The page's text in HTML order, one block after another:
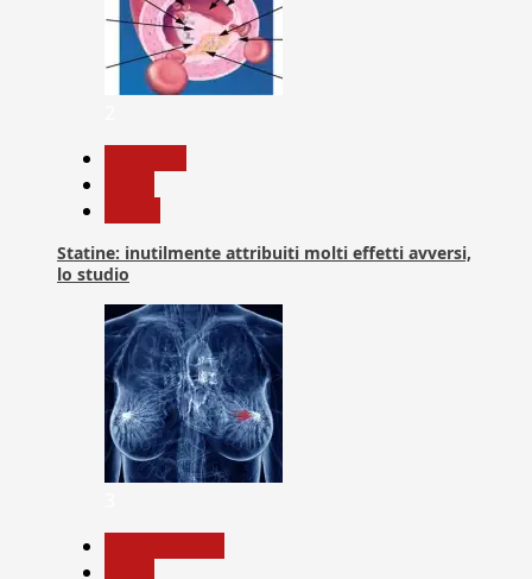
Statine: inutilmente attribuiti molti effetti avversi,
lo studio